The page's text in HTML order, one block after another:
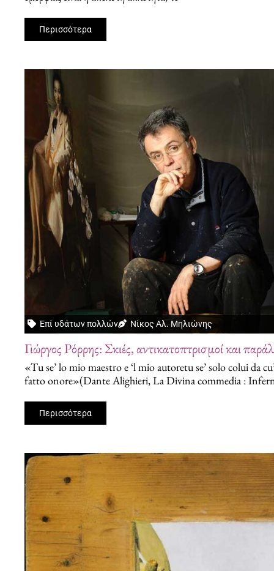
Περισσότερα
Επί υδάτων πολλών Νίκος Αλ. Μηλιώνης
Γιώργος Ρόρρης: Σκιές, αντικατοπτρισμοί και
«Tu se’ lo mio maestro e ‘l mio autoretu se’ solo colui da
fatto onore»(Dante Alighieri, La Divina commedia :
Περισσότερα